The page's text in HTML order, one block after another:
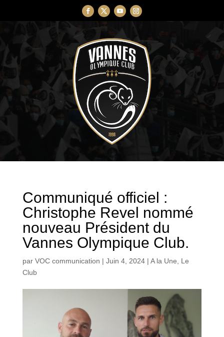
Communiqué officiel :
Christophe Revel nommé
nouveau Président du
Vannes Olympique Club.
par VOC communication | Juin 4, 2024| A la Une, Le
Club